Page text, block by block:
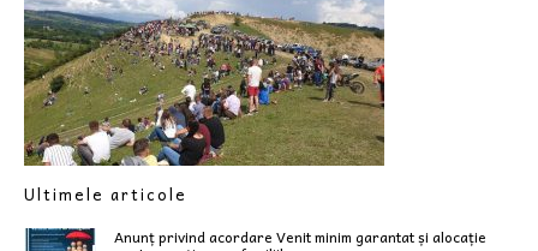
Ultimele articole
Anunț privind acordare Venit minim garantat și alocație